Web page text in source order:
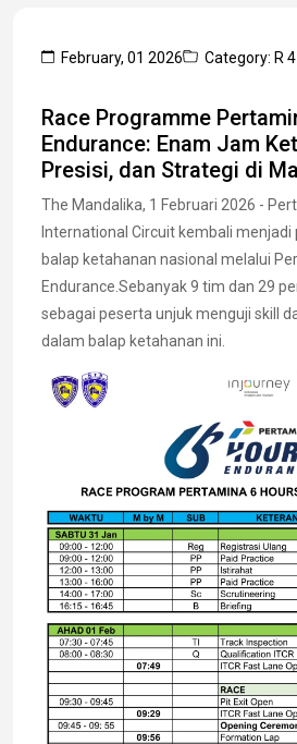
February, 01 2026 Category: R
Race Programme
Endurance: Enam Jam
Presisi, dan Strategi di
The Mandalika, 1 Februari 2026 -
International Circuit kembali
balap ketahanan nasional melalui
Endurance.Sebanyak 9 tim dan 29
sebagai peserta unjuk menguji skill
dalam balap ketahanan ini.